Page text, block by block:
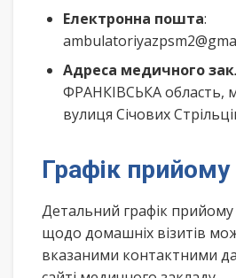
Електронна пошта:
Адреса медичного
ФРАНКІВСЬКА область,
вулиця Січових
Графік прийому
Детальний графік
щодо домашніх візитів
вказаними контактними